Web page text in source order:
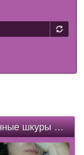
Сочные шкуры Наташа и Нина